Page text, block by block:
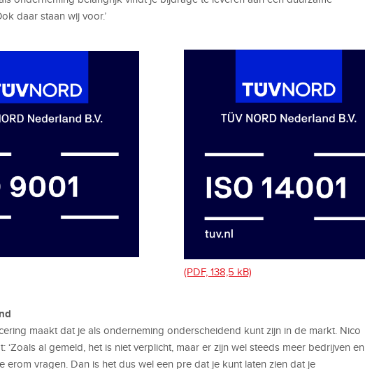
daar staan wij voor.’
(PDF, 138,5 kB)
maakt dat je als onderneming onderscheidend kunt zijn in de markt. Nico
‘Zoals al gemeld, het is niet verplicht, maar er zijn wel steeds meer bedrijven en
erom vragen. Dan is het dus wel een pre dat je kunt laten zien dat je